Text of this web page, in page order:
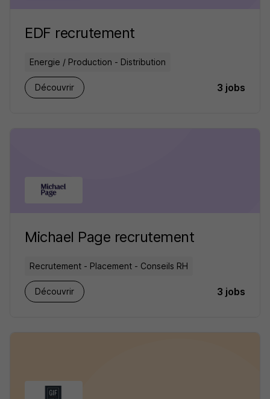
EDF recrutement
Energie / Production - Distribution
Découvrir 3 jobs
Michael Page recrutement
Recrutement - Placement - Conseils RH
Découvrir 3 jobs